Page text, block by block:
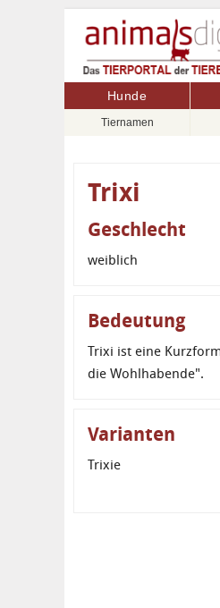
Hunde
Tiernamen
Trixi
Geschlecht
weiblich
Bedeutung
Trixi ist eine
die Wohlhabende".
Varianten
Trixie